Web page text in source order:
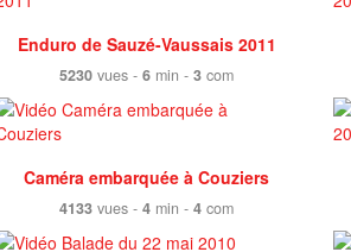
Enduro de Sauzé-Vaussais 2011
5230 vues - 6 min - 3 com
Caméra embarquée à Couziers
4133 vues - 4 min - 4 com